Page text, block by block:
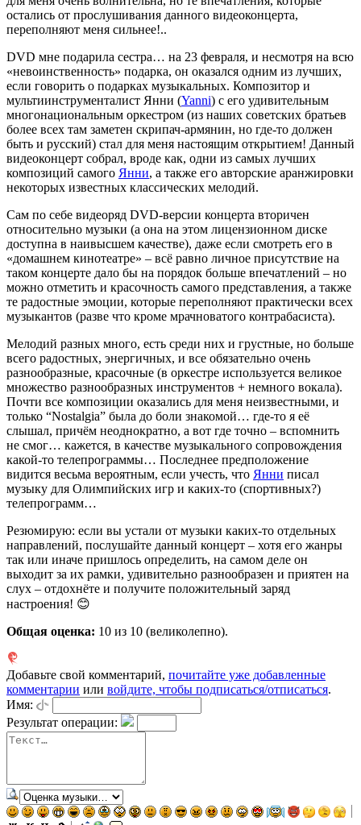
остались от прослушивания данного видеоконцерта,
переполняют меня сильнее!..
DVD мне подарила сестра… на 23 февраля, и несмотря на всю
«невоинственность» подарка, он оказался одним из лучших,
если говорить о подарках музыкальных. Композитор и
мультиинструменталист Янни (Yanni) с его удивительным
многонациональным оркестром (из наших советских братьев
более всех там заметен скрипач-армянин, но где-то должен
быть и русский) стал для меня настоящим открытием! Данный
видеоконцерт собрал, вроде как, одни из самых лучших
композиций самого Янни, а также его авторские аранжировки
некоторых известных классических мелодий.
Сам по себе видеоряд DVD-версии концерта вторичен
относительно музыки (а она на этом лицензионном диске
доступна в наивысшем качестве), даже если смотреть его в
«домашнем кинотеатре» – всё равно личное присутствие на
таком концерте дало бы на порядок больше впечатлений – но
можно отметить и красочность самого представления, а также
те радостные эмоции, которые переполняют практически всех
музыкантов (разве что кроме мрачноватого контрабасиста).
Мелодий разных много, есть среди них и грустные, но больше
всего радостных, энергичных, и все обязательно очень
разнообразные, красочные (в оркестре используется великое
множество разнообразных инструментов + немного вокала).
Почти все композиции оказались для меня неизвестными, и
только “Nostalgia” была до боли знакомой… где-то я её
слышал, причём неоднократно, а вот где точно – вспомнить
не смог… кажется, в качестве музыкального сопровождения
какой-то телепрограммы… Последнее предположение
видится весьма вероятным, если учесть, что Янни писал
музыку для Олимпийских игр и каких-то (спортивных?)
телепрограмм…
Резюмирую: если вы устали от музыки каких-то отдельных
направлений, послушайте данный концерт – хотя его жанры
так или иначе пришлось определить, на самом деле он
выходит за их рамки, удивительно разнообразен и приятен на
слух – отдохнёте и получите положительный заряд
настроения! 😊
Общая оценка: 10 из 10 (великолепно).
Добавьте свой комментарий, почитайте уже добавленные
комментарии или войдите, чтобы подписаться/отписаться.
Имя:
Результат операции: